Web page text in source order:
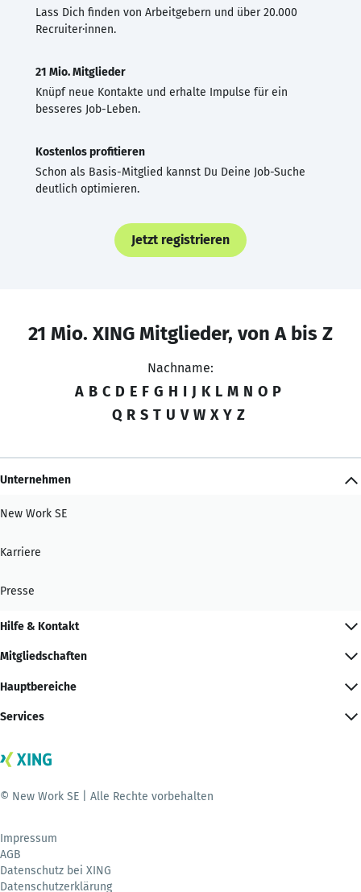
Lass Dich finden von Arbeitgebern und über 20.000
Recruiter·innen.
21 Mio. Mitglieder
Knüpf neue Kontakte und erhalte Impulse für ein
besseres Job-Leben.
Kostenlos profitieren
Schon als Basis-Mitglied kannst Du Deine Job-Suche
deutlich optimieren.
Jetzt registrieren
21 Mio. XING Mitglieder, von A bis Z
Nachname:
A B C D E F G H I J K L M N O P
Q R S T U V W X Y Z
Unternehmen
New Work SE
Karriere
Presse
Hilfe & Kontakt
Mitgliedschaften
Hauptbereiche
Services
© New Work SE | Alle Rechte vorbehalten
Impressum
AGB
Datenschutz bei XING
Datenschutzerklärung